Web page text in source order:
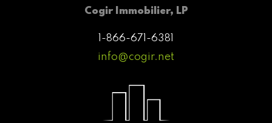
Cogir Immobilier, LP
1-866-671-6381
info@cogir.net